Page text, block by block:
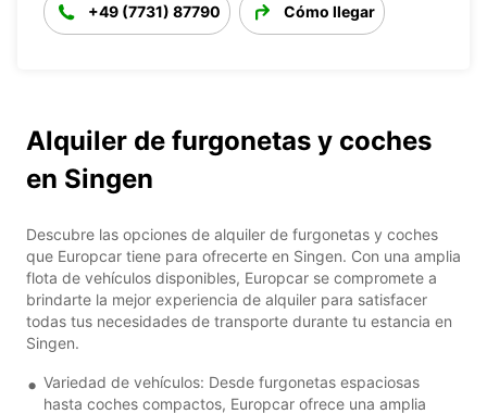
+49 (7731) 87790 Cómo llegar
Alquiler de furgonetas y coches
en Singen
Descubre las opciones de alquiler de furgonetas y coches
que Europcar tiene para ofrecerte en Singen. Con una amplia
flota de vehículos disponibles, Europcar se compromete a
brindarte la mejor experiencia de alquiler para satisfacer
todas tus necesidades de transporte durante tu estancia en
Singen.
Variedad de vehículos: Desde furgonetas espaciosas
hasta coches compactos, Europcar ofrece una amplia